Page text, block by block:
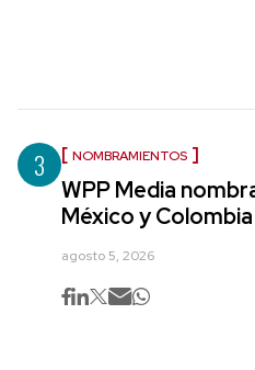
3 NOMBRAMIENTOS
WPP Media
México y Colombia
agosto 5, 2026